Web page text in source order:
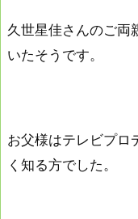
久世星佳さんのご両
いたそうです。
お父様はテレビプロ
く知る方でした。